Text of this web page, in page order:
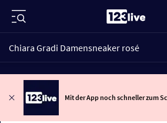
Chiara Gradi Damensneaker rosé
Mit der App noch schneller zum